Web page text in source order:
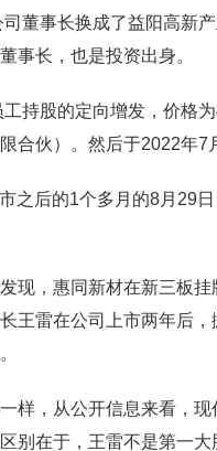
董事长换成了益阳高新
事长，也是投资出身。
持股的定向增发，价格
合伙）。然后于2022年7
之后的1个多月的8月29
现，惠同新材在新三板
王雷在公司上市两年后
样，从公开信息来看，
别在于，王雷不是第一大